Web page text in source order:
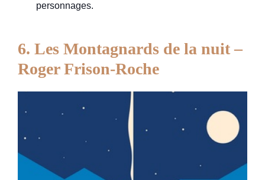
personnages.
6. Les Montagnards de la nuit –
Roger Frison-Roche